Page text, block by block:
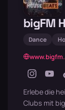
bigFM
Dance
Erlebe die
Clubs mit